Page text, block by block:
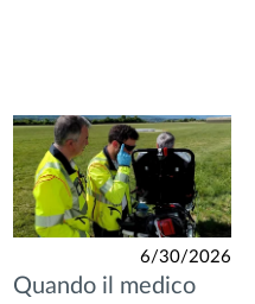
6/30/2026
Quando il medico